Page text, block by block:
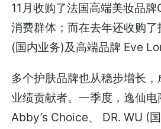
11月收购了法国高端美妆品
消费群体；而在去年还收购了
(国内业务)及高端品牌 Eve
多个护肤品牌也从稳步增长
业绩贡献者。一季度，逸仙
Abby’s Choice、 DR. WU (国